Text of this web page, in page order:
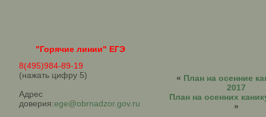
"Горячие линии" ЕГЭ
8(495)984-89-19
(нажать цифру 5)
Адрес
доверия:ege@obrnadzor.gov.ru
« План на осенние
2017
План на осенних
»